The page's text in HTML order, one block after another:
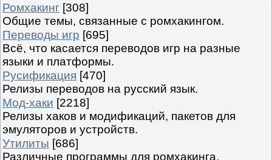
Ромхакинг [308]
Общие темы, связанные с ромхакингом.
Переводы игр [695]
Всё, что касается переводов игр на разные
языки и платформы.
Русификация [470]
Релизы переводов на русский язык.
Мод-хаки [2218]
Релизы хаков и модификаций, пакетов для
эмуляторов и устройств.
Утилиты [686]
Различные программы для ромхакинга,